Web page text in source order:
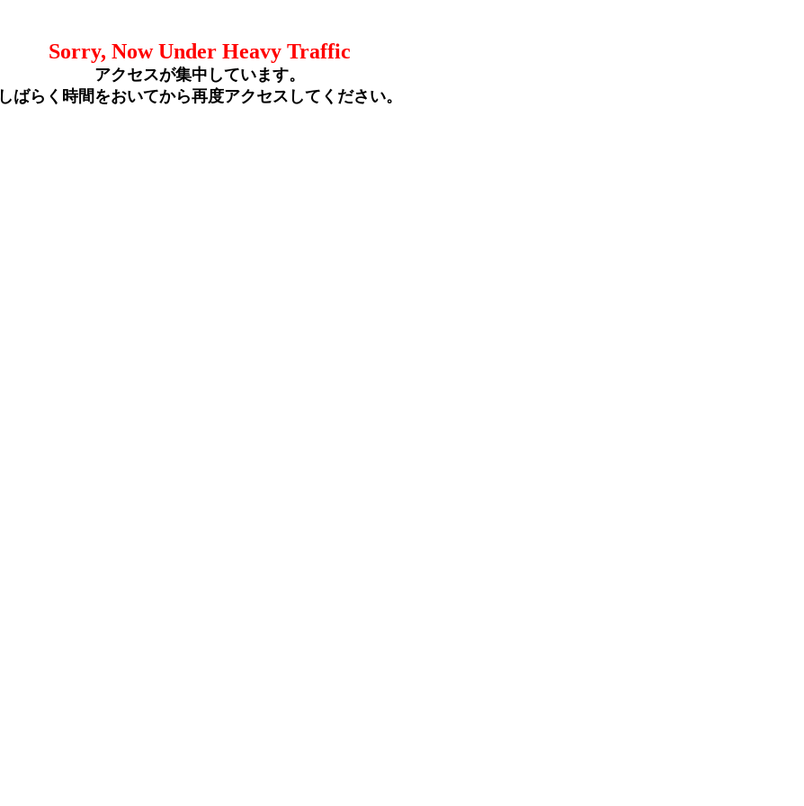
Sorry, Now Under Heavy Traffic
アクセスが集中しています。
しばらく時間をおいてから再度アクセスしてください。